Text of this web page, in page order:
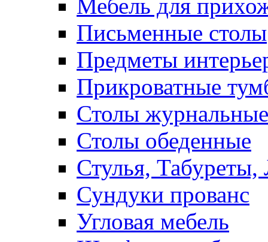
Мебель для
Письменные столы
Предметы
Прикроватные
Столы журнальные
Столы обеденные
Стулья, Табуреты,
Сундуки прованс
Угловая мебель